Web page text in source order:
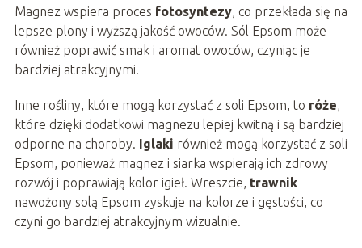
Magnez wspiera proces fotosyntezy, co przekłada się na
lepsze plony i wyższą jakość owoców. Sól Epsom może
również poprawić smak i aromat owoców, czyniąc je
bardziej atrakcyjnymi.
Inne rośliny, które mogą korzystać z soli Epsom, to róże
które dzięki dodatkowi magnezu lepiej kwitną i są bardziej
odporne na choroby. Iglaki również mogą korzystać z soli
Epsom, ponieważ magnez i siarka wspierają ich zdrowy
rozwój i poprawiają kolor igieł. Wreszcie, trawnik
nawożony solą Epsom zyskuje na kolorze i gęstości, co
czyni go bardziej atrakcyjnym wizualnie.